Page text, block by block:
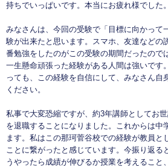
持ちでいっぱいです。本当にお疲れ様でした。
みなさんは、今回の受験で「目標に向かって
験が出来たと思います。スマホ、友達などの
番勉強をしたのがこの受験の期間だったので
一生懸命頑張った経験がある人間は強いです
っても、この経験を自信にして、みなさん自
ください。
私事で大変恐縮ですが、約3年講師としてお
を退職することになりました。これからは中
ます。私はこの那珂菅谷校での経験が教員と
ことに繋がったと感じています。今振り返る
うやったら成績が伸びるか授業を考えること